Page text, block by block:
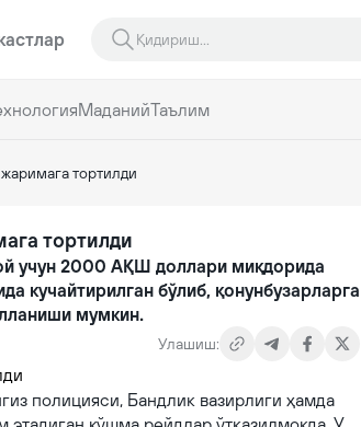
МаданийТаълим
тортилди
тортилди
учун 2000 АҚШ доллари миқдорида
кучайтирилган бўлиб, қонунбузарларга
мумкин.
Улашиш:
полицияси, Бандлик вазирлиги ҳамда